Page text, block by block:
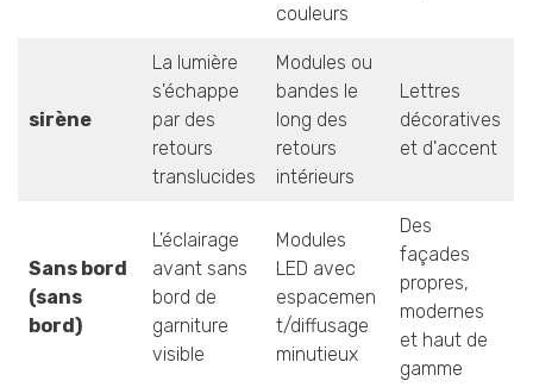
couleurs
sirène
La lumière
s'échappe
par des
retours
translucides
Modules ou
bandes le
long des
retours
intérieurs
Lettres
décoratives
et d'accent
Sans bord
(sans
bord)
L'éclairage
avant sans
bord de
garniture
visible
Modules
LED avec
espacemen
t/diffusage
minutieux
Des
façades
propres,
modernes
et haut de
gamme